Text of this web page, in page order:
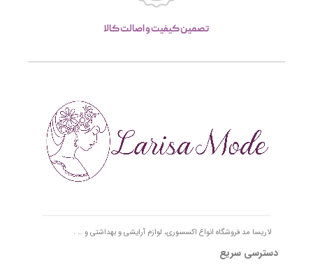
تصمین کیفیت و اصالت کالا
لاریسا مد فروشگاه انواع اکسسوری، لوازم آرایشی و بهداشتی و … .
دسترسی سریع